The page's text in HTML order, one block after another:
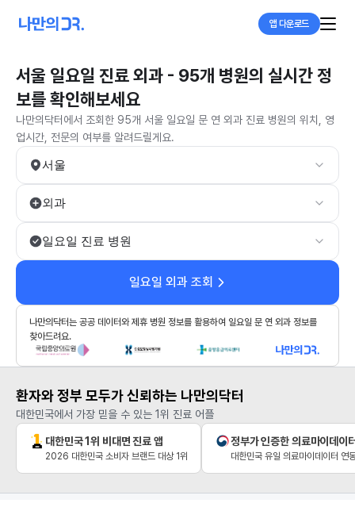
앱 다운로드
서울 일요일 진료 외과 - 95개 병원의 실시간 정
보를 확인해보세요
나만의닥터에서 조회한 95개 서울 일요일 문 연 외과 진료 병원의 위치, 영
업시간, 전문의 여부를 알려드릴게요.
서울
외과
일요일 진료 병원
일요일 외과 조회
나만의닥터는 공공 데이터와 제휴 병원 정보를 활용하여 일요일 문 연 외과 정보를
찾아드려요.
환자와 정부 모두가 신뢰하는 나만의닥터
대한민국에서 가장 믿을 수 있는 1위 진료 어플
대한민국 1위 비대면 진료 앱
2026 대한민국 소비자 브랜드 대상 1위
정부가 인증한 의료마이데이
대한민국 유일 의료마이데이터 연